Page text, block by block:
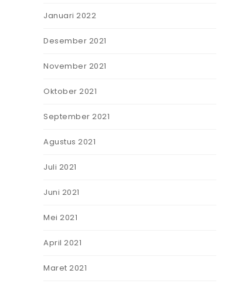
Januari 2022
Desember 2021
November 2021
Oktober 2021
September 2021
Agustus 2021
Juli 2021
Juni 2021
Mei 2021
April 2021
Maret 2021